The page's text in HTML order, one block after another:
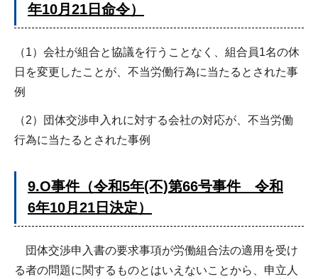
年10月21日命令）
（1）会社が組合と協議を行うことなく、組合員1名の休
日を変更したことが、不当労働行為に当たるとされた事
例
（2）団体交渉申入れに対する会社の対応が、不当労働
行為に当たるとされた事例
9.O事件（令和5年(不)第66号事件 令和
6年10月21日決定）
団体交渉申入書の要求事項が労働組合法の適用を受け
る者の問題に関するものとはいえないことから、申立人